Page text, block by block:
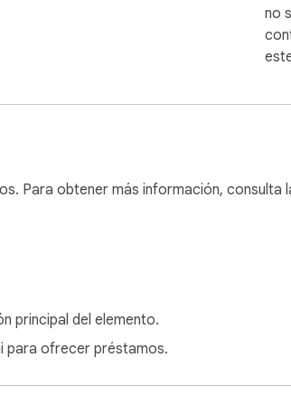
guardan y todos los procesos se realizan
para sitios web, que pueden
no
Para obtener más información, consulta
principal del elemento.
para ofrecer préstamos.